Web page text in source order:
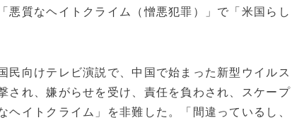
悪質なヘイトクライム（憎悪犯罪）」で「米国らし
向けテレビ演説で、中国で始まった新型ウイルス
され、嫌がらせを受け、責任を負わされ、スケープ
イトクライム」を非難した。「間違っているし、